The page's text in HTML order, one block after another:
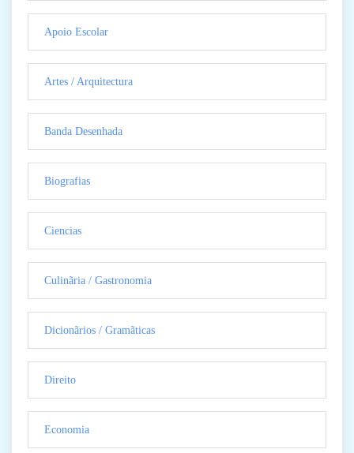
Apoio Escolar
Artes / Arquitectura
Banda Desenhada
Biografias
Ciencias
Culinãria / Gastronomia
Dicionãrios / Gramãticas
Direito
Economia